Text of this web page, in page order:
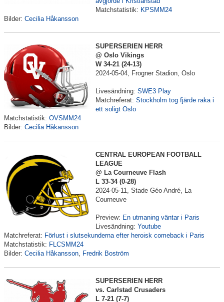
Matchstatistik: KPSMM24
Bilder: Cecilia Håkansson
SUPERSERIEN HERR
@ Oslo Vikings
W 34-21 (24-13)
2024-05-04, Frogner Stadion, Oslo
Livesändning: SWE3 Play
Matchreferat: Stockholm tog fjärde raka i
ett soligt Oslo
Matchstatistik: OVSMM24
Bilder: Cecilia Håkansson
CENTRAL EUROPEAN FOOTBALL
LEAGUE
@ La Courneuve Flash
L 33-34 (0-28)
2024-05-11, Stade Géo André, La
Courneuve
Preview: En utmaning väntar i Paris
Livesändning: Youtube
Matchreferat: Förlust i slutsekunderna efter heroisk comeback i Paris
Matchstatistik: FLCSMM24
Bilder: Cecilia Håkansson, Fredrik Boström
SUPERSERIEN HERR
vs. Carlstad Crusaders
L 7-21 (7-7)